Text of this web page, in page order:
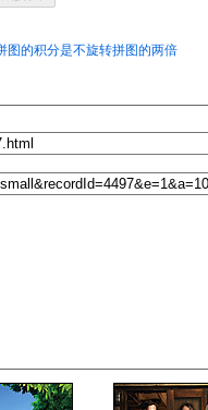
图的积分是不旋转拼图的两倍